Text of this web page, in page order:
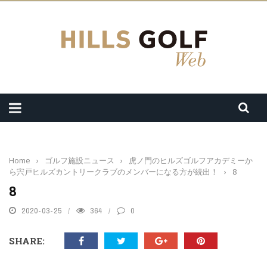
Home › ゴルフ施設ニュース ›
虎ノ門のヒルズゴルフアカデミーか
ら宍戸ヒルズカントリークラブのメンバーになる方が続出！
› 8
8
2020-03-25 364 0
SHARE: